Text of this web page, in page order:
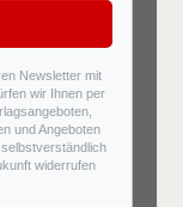
Newsletter mit
wir Ihnen per
und Angeboten
widerrufen